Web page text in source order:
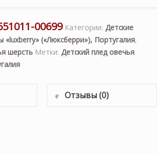
00699 Категории: Детские
«luxberry» («Люксберри»), Португалия,
шерсть Метки: Детский плед овечья
Отзывы (0)